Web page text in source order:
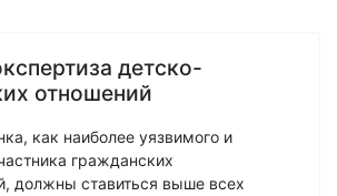
детско-
отношений
как наиболее уязвимого и
гражданских
должны ставиться выше всех